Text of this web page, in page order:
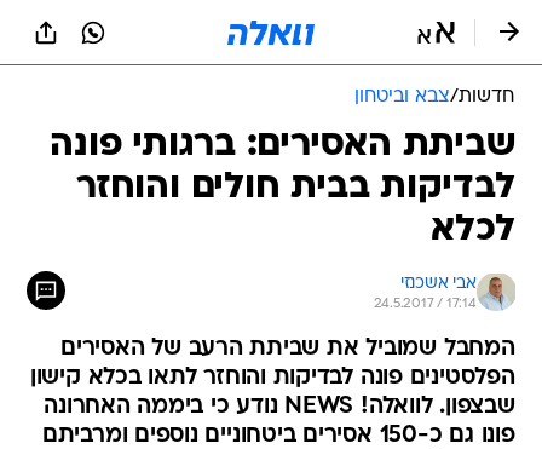
חדשות/צבא וביטחון
שביתת האסירים: ברגותי פונה
לבדיקות בבית חולים והוחזר
לכלא
אבי אשכנזי
24.5.2017 / 17:14
המחבל שמוביל את שביתת הרעב של האסירים
הפלסטינים פונה לבדיקות והוחזר לתאו בכלא קישון
שבצפון. לוואלה! NEWS נודע כי ביממה האחרונה
פונו גם כ-150 אסירים ביטחוניים נוספים ומרביתם